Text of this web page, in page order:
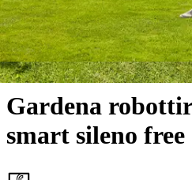
Gardena
Gardena
smart sileno free